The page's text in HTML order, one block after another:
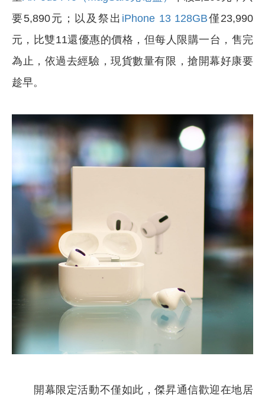
要5,890元；以及祭出 iPhone 13 128GB僅23,990
元，比雙11還優惠的價格，但每人限購一台，售完
為止，依過去經驗，現貨數量有限，搶開幕好康要
趁早。
開幕限定活動不僅如此，傑昇通信歡迎在地居